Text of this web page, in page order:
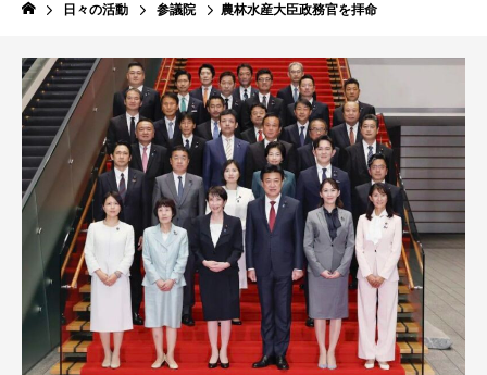
日々の活動 参議院 農林水産大臣政務官を拝命